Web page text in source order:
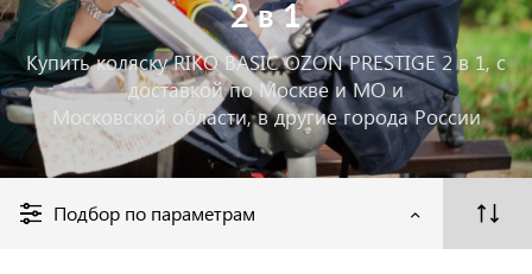
2 в 1
Купить коляску RIKO BASIC OZON PRESTIGE 2 в 1, с
доставкой по Москве и МО и
Московской области, в другие города России
Подбор по параметрам